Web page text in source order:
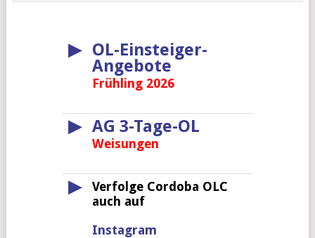
▶
OL-Einsteiger-
Angebote
Frühling 2026
▶ AG 3-Tage-OL
Weisungen
▶
Verfolge Cordoba OLC
auch auf
Instagram